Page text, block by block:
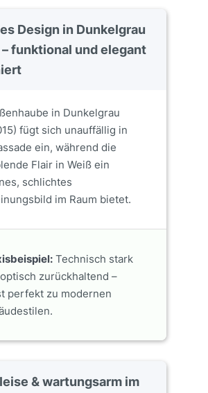
Design in Dunkelgrau
– funktional und elegant
in Dunkelgrau
fügt sich unauffällig in
ein, während die
Flair in Weiß ein
schlichtes
im Raum bietet.
Technisch stark
zurückhaltend –
perfekt zu modernen
& wartungsarm im